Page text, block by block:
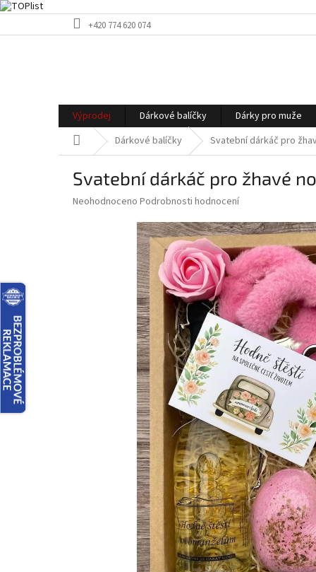
na
+420 774 620 074
Výprodej Dárkové balíčky Dárky pro muže
Domů Dárkové balíčky Svatební dárkáč pro
Svatební dárkáč pro žhavé
Průměrné
Neohodnoceno Podrobnosti hodnocení